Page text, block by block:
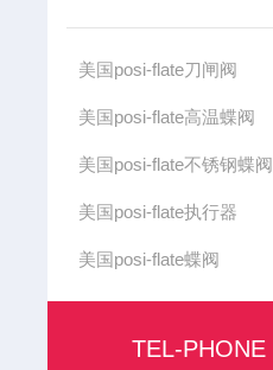
美国posi-flate刀闸阀
美国posi-flate高温蝶阀
美国posi-flate不锈钢蝶阀
美国posi-flate执行器
美国posi-flate蝶阀
TEL-PHONE